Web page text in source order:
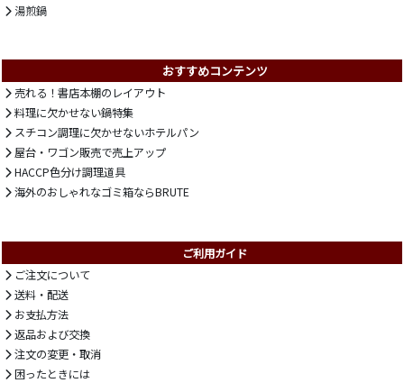
湯煎鍋
おすすめコンテンツ
売れる！書店本棚のレイアウト
料理に欠かせない鍋特集
スチコン調理に欠かせないホテルパン
屋台・ワゴン販売で売上アップ
HACCP色分け調理道具
海外のおしゃれなゴミ箱ならBRUTE
ご利用ガイド
ご注文について
送料・配送
お支払方法
返品および交換
注文の変更・取消
困ったときには